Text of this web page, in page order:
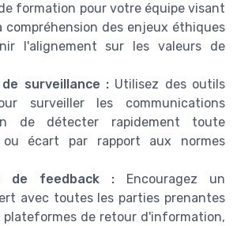
formation pour votre équipe visant
compréhension des enjeux éthiques
l'alignement sur les valeurs de
surveillance : Utilisez des outils
surveiller les communications
de détecter rapidement toute
ou écart par rapport aux normes
de feedback : Encouragez un
avec toutes les parties prenantes
plateformes de retour d'information,